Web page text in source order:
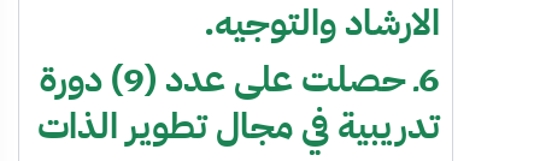
الارشاد والتوجيه.
6ـ حصلت على عدد (9) دورة
تدريبية في مجال تطوير الذات